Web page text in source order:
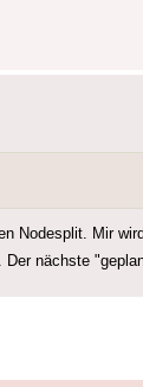
Nodesplit. Mir
nächste